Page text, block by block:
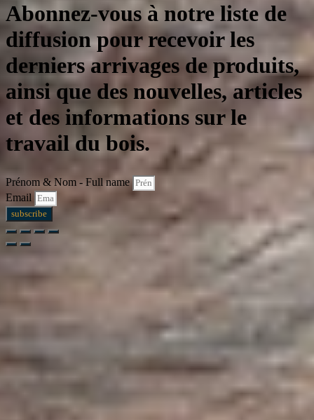
Abonnez-vous à notre liste de
diffusion pour recevoir les
derniers arrivages de produits,
ainsi que des nouvelles, articles
et des informations sur le
travail du bois.
Prénom & Nom - Full name
Email
subscribe